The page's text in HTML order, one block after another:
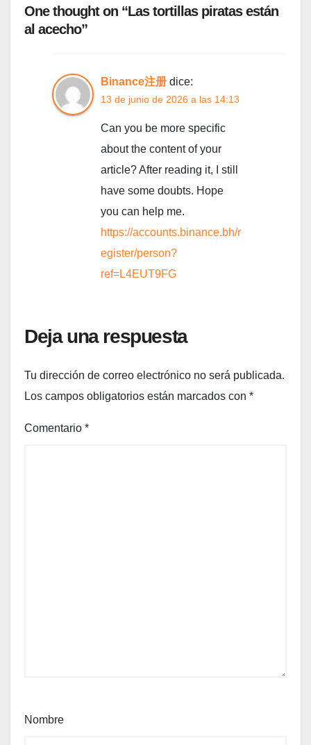
One thought on “Las tortillas piratas están
al acecho”
Binance注册 dice:
13 de junio de 2026 a las 14:13
Can you be more specific
about the content of your
article? After reading it, I still
have some doubts. Hope
you can help me.
https://accounts.binance.bh/r
egister/person?
ref=L4EUT9FG
Deja una respuesta
Tu dirección de correo electrónico no será publicada.
Los campos obligatorios están marcados con *
Comentario *
Nombre